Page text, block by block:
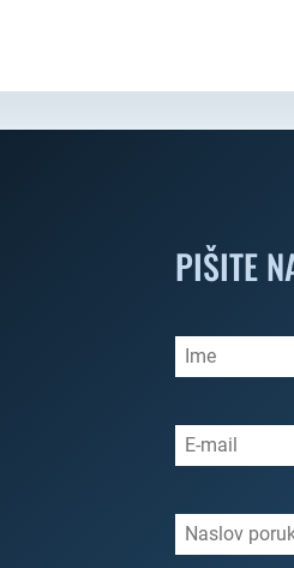
PIŠITE